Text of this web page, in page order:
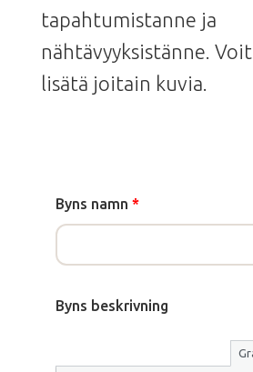
tapahtumistanne ja
nähtävyyksistänne.
lisätä joitain kuvia.
Byns namn *
Byns beskrivning